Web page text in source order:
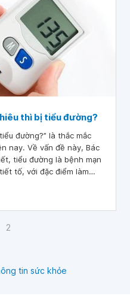
thì bị tiểu đường?
đường?” là thắc mắc
nay. Về vấn đề này, Bác
tố, với đặc điểm làm
bị tiểu đường, người bệnh
2
tin sức khỏe